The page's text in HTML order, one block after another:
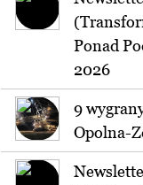
Ponad
2026
9
Opolna-